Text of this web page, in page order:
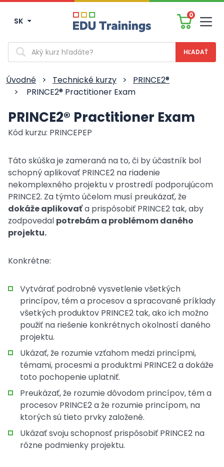
SK
0
Vyhľadávanie
Úvodné > Technické kurzy >
PRINCE2®
>
PRINCE2® Practitioner Exam
PRINCE2® Practitioner Exam
Kód kurzu: PRINCEPEP
Táto skúška je zameraná na to, či by účastník bol
schopný aplikovať PRINCE2 na riadenie
nekomplexného projektu v prostredí podporujúcom
PRINCE2. Za týmto účelom musí preukázať, že
dokáže aplikovaťa prispôsobiť PRINCE2 tak, aby
zodpovedal potrebám a problémom daného
projektu.
Konkrétne:
Vytvárať podrobné vysvetlenie všetkých
princípov, tém a procesov a spracované príklady
všetkých produktov PRINCE2 tak, ako ich možno
použiť na riešenie konkrétnych okolností daného
projektu.
Ukázať, že rozumie vzťahom medzi princípmi,
témami, procesmi a produktmi PRINCE2 a dokáže
toto pochopenie uplatniť.
Preukázať, že rozumie dôvodom princípov, tém a
procesov PRINCE2 a že rozumie princípom, na
ktorých sú tieto prvky založené.
Ukázať svoju schopnosť prispôsobiť PRINCE2 na
rôzne podmienky projektu.